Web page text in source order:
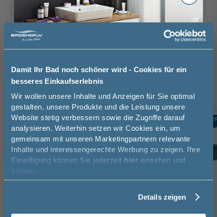
Damit Ihr Bad noch schöner wird - Cookies für ein
besseres Einkaufserlebnis
Wir wollen unsere Inhalte und Anzeigen für Sie optimal
gestalten, unsere Produkte und die Leistung unsere
Website stetig verbessern sowie die Zugriffe darauf
analysieren. Weiterhin setzen wir Cookies ein, um
gemeinsam mit unseren Marketingpartnern relevante
Inhalte und interessengerechte Werbung zu zeigen. Ihre
Einwilligung können Sie jederzeit hier einsehen und
ändern.
Details zeigen
Das passt dazu
Waschtischarmatur (3)
Handtuchhalter (3)
TOPSELLER -10%
Jetzt 50 € sparen!
Melde Sie sich hier zu unserem
Newsletter an und sparen Sie
50€* auf Ihre Bestellung!